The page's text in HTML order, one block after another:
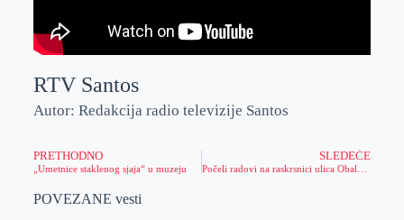
RTV Santos
Autor: Redakcija radio televizije Santos
PRETHODNO
„Umetnice staklenog sjaja“ u muzeju
SLEDEĆE
POVEZANE vesti